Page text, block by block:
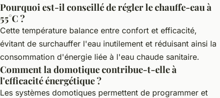
Pourquoi est-il conseillé de régler le chauffe-eau à
55°C ?
Cette température balance entre confort et efficacité,
évitant de surchauffer l'eau inutilement et réduisant ainsi la
consommation d'énergie liée à l'eau chaude sanitaire.
Comment la domotique contribue-t-elle à
l'efficacité énergétique ?
Les systèmes domotiques permettent de programmer et